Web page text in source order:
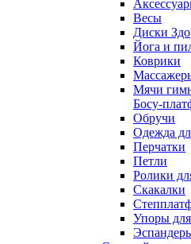
Весы
Диски
Йога и
Коврики
Мячи
Босу-
Обручи
Одежда
Перчатки
Петли
Ролики
Скакалки
Упоры